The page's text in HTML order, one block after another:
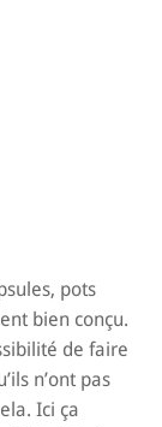
pots
bien conçu.
de faire
n’ont pas
Ici ça